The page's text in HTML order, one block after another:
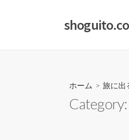
ホーム > 旅に出
Category: